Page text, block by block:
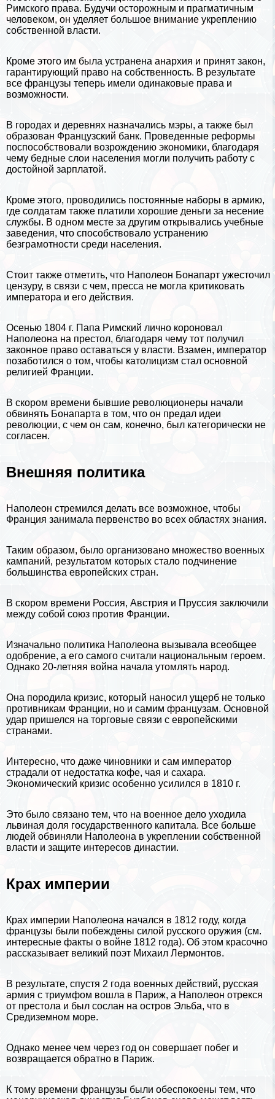
Римского права. Будучи осторожным и прагматичным
человеком, он уделяет большое внимание укреплению
собственной власти.
Кроме этого им была устранена анархия и принят закон,
гарантирующий право на собственность. В результате
все французы теперь имели одинаковые права и
возможности.
В городах и деревнях назначались мэры, а также был
образован Французский банк. Проведенные реформы
поспособствовали возрождению экономики, благодаря
чему бедные слои населения могли получить работу с
достойной зарплатой.
Кроме этого, проводились постоянные наборы в армию,
где солдатам также платили хорошие деньги за несение
службы. В одном месте за другим открывались учебные
заведения, что способствовало устранению
безграмотности среди населения.
Стоит также отметить, что Наполеон Бонапарт ужесточил
цензуру, в связи с чем, пресса не могла критиковать
императора и его действия.
Осенью 1804 г. Папа Римский лично короновал
Наполеона на престол, благодаря чему тот получил
законное право оставаться у власти. Взамен, император
позаботился о том, чтобы католицизм стал основной
религией Франции.
В скором времени бывшие революционеры начали
обвинять Бонапарта в том, что он предал идеи
революции, с чем он сам, конечно, был категорически не
согласен.
Внешняя политика
Наполеон стремился делать все возможное, чтобы
Франция занимала первенство во всех областях знания.
Таким образом, было организовано множество военных
кампаний, результатом которых стало подчинение
большинства европейских стран.
В скором времени Россия, Австрия и Пруссия заключили
между собой союз против Франции.
Изначально политика Наполеона вызывала всеобщее
одобрение, а его самого считали национальным героем.
Однако 20-летняя война начала утомлять народ.
Она породила кризис, который наносил ущерб не только
противникам Франции, но и самим французам. Основной
удар пришелся на торговые связи с европейскими
странами.
Интересно, что даже чиновники и сам император
страдали от недостатка кофе, чая и сахара.
Экономический кризис особенно усилился в 1810 г.
Это было связано тем, что на военное дело уходила
львиная доля государственного капитала. Все больше
людей обвиняли Наполеона в укреплении собственной
власти и защите интересов династии.
Крах империи
Крах империи Наполеона начался в 1812 году, когда
французы были побеждены силой русского оружия (см.
интересные факты о войне 1812 года). Об этом красочно
рассказывает великий поэт Михаил Лермонтов.
В результате, спустя 2 года военных действий, русская
армия с триумфом вошла в Париж, а Наполеон отрекся
от престола и был сослан на остров Эльба, что в
Средиземном море.
Однако менее чем через год он совершает побег и
возвращается обратно в Париж.
К тому времени французы были обеспокоены тем, что